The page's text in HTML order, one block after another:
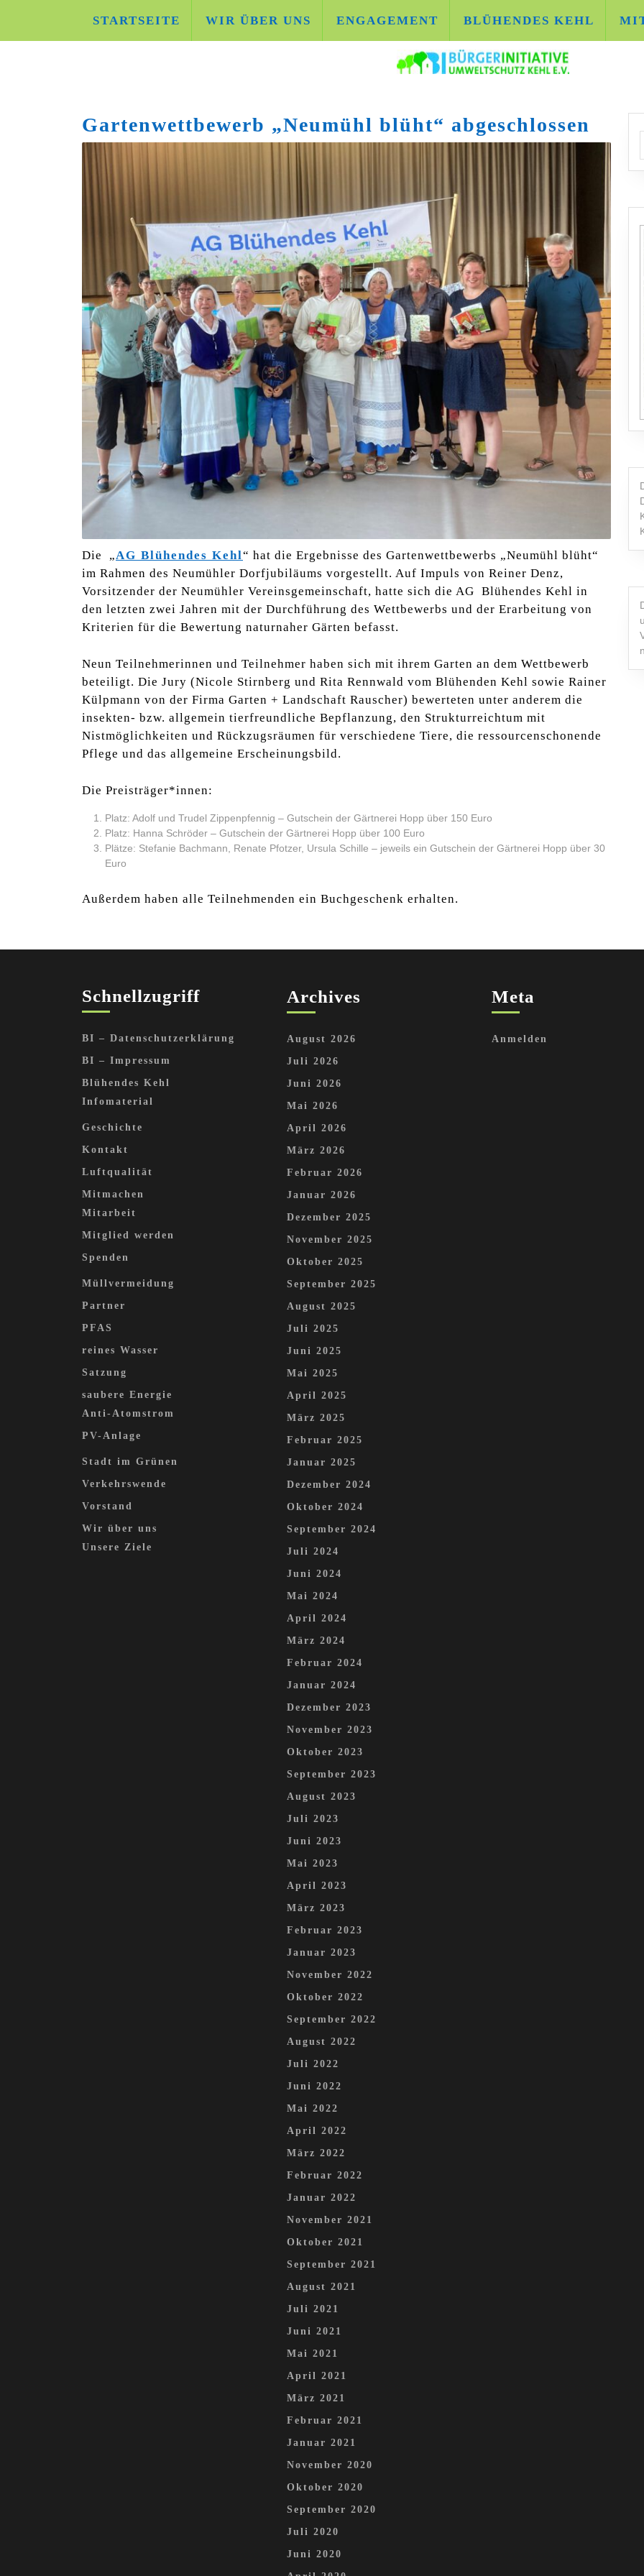
content
STARTSEITE WIR ÜBER UNS ENGAGEMENT BLÜHENDES KEHL
Gartenwettbewerb „Neumühl blüht“ abgeschlossen
Die „AG Blühendes Kehl“ hat die Ergebnisse des Gartenwettbewerbs „Neumühl blüht“
im Rahmen des Neumühler Dorfjubiläums vorgestellt. Auf Impuls von Reiner Denz,
Vorsitzender der Neumühler Vereinsgemeinschaft, hatte sich die AG Blühendes Kehl in
den letzten zwei Jahren mit der Durchführung des Wettbewerbs und der Erarbeitung von
Kriterien für die Bewertung naturnaher Gärten befasst.
Neun Teilnehmerinnen und Teilnehmer haben sich mit ihrem Garten an dem Wettbewerb
beteiligt. Die Jury (Nicole Stirnberg und Rita Rennwald vom Blühenden Kehl sowie Rainer
Külpmann von der Firma Garten + Landschaft Rauscher) bewerteten unter anderem die
insekten- bzw. allgemein tierfreundliche Bepflanzung, den Strukturreichtum mit
Nistmöglichkeiten und Rückzugsräumen für verschiedene Tiere, die ressourcenschonende
Pflege und das allgemeine Erscheinungsbild.
Die Preisträger*innen:
Platz: Adolf und Trudel Zippenpfennig – Gutschein der Gärtnerei Hopp über 150 Euro
Platz: Hanna Schröder – Gutschein der Gärtnerei Hopp über 100 Euro
Plätze: Stefanie Bachmann, Renate Pfotzer, Ursula Schille – jeweils ein Gutschein der Gärtnerei Hopp über 30
Euro
Außerdem haben alle Teilnehmenden ein Buchgeschenk erhalten.
Schnellzugriff
BI – Datenschutzerklärung
BI – Impressum
Blühendes Kehl
Infomaterial
Geschichte
Kontakt
Luftqualität
Mitmachen
Mitarbeit
Mitglied werden
Spenden
Müllvermeidung
Partner
PFAS
reines Wasser
Satzung
saubere Energie
Anti-Atomstrom
PV-Anlage
Stadt im Grünen
Verkehrswende
Vorstand
Wir über uns
Unsere Ziele
Archives
August 2026
Juli 2026
Juni 2026
Mai 2026
April 2026
März 2026
Februar 2026
Januar 2026
Dezember 2025
November 2025
Oktober 2025
September 2025
August 2025
Juli 2025
Juni 2025
Mai 2025
April 2025
März 2025
Februar 2025
Januar 2025
Dezember 2024
Oktober 2024
September 2024
Juli 2024
Juni 2024
Mai 2024
April 2024
März 2024
Februar 2024
Januar 2024
Dezember 2023
November 2023
Oktober 2023
September 2023
August 2023
Juli 2023
Juni 2023
Mai 2023
April 2023
März 2023
Februar 2023
Januar 2023
November 2022
Oktober 2022
September 2022
August 2022
Juli 2022
Juni 2022
Mai 2022
April 2022
März 2022
Februar 2022
Januar 2022
November 2021
Oktober 2021
September 2021
August 2021
Juli 2021
Juni 2021
Mai 2021
April 2021
März 2021
Februar 2021
Januar 2021
November 2020
Oktober 2020
September 2020
Juli 2020
Juni 2020
Meta
Anmelden